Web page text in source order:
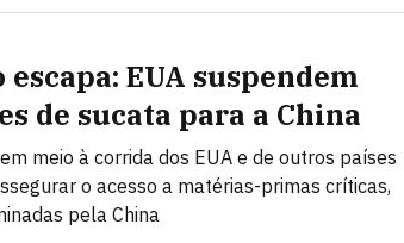
EUA suspendem
de sucata para a China
meio à corrida dos EUA e de outros países
o acesso a matérias-primas críticas,
pela China